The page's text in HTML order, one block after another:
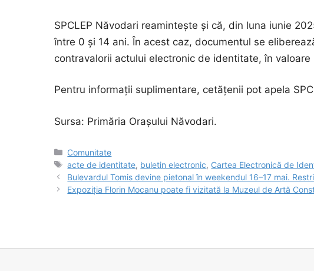
SPCLEP Năvodari reamintește și că, din luna iunie
între 0 și 14 ani. În acest caz, documentul se
contravalorii actului electronic de identitate, în valoare
Pentru informații suplimentare, cetățenii pot apela
Sursa: Primăria Orașului Năvodari.
Categorii
Comunitate
Etichete
acte de identitate, buletin electronic, Cartea Electronică de
Bulevardul Tomis devine pietonal în weekendul 16–17 mai.
Expoziția Florin Mocanu poate fi vizitată la Muzeul de Artă